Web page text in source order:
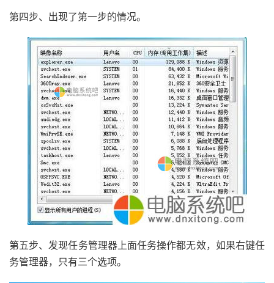
第四步、出现了第一步的情况。
第五步、发现任务管理器上面任务操作都无效，如果右键任
务管理器，只有三个选项。